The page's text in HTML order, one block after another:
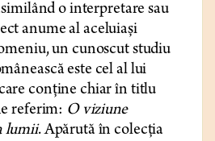
o interpretare sau
anume al aceluiași
un cunoscut studiu
este cel al lui
conține chiar în titlu
referim: O viziune
lumii. Apărută în colecția